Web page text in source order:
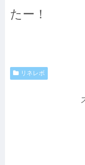
たー！
リネレボ